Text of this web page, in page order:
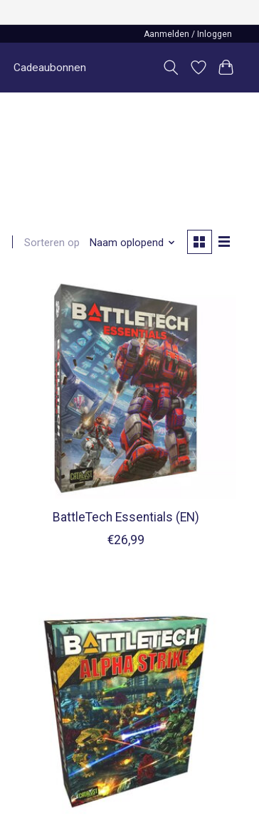
Aanmelden / Inloggen
Cadeaubonnen
Sorteren op Naam oplopend
BattleTech Essentials (EN)
€26,99